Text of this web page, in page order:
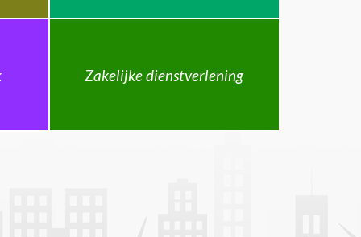
Zakelijke dienstverlening